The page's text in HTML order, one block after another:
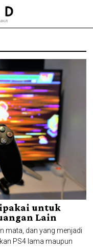
untuk
Lain
mata, dan yang menjadi
PS4 lama maupun